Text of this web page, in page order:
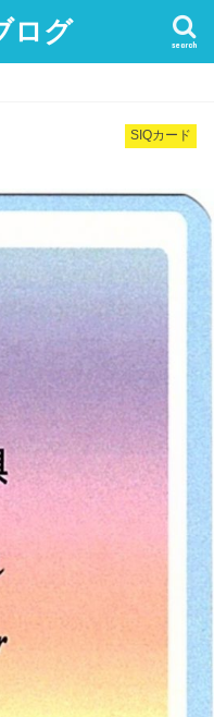
ログ search
SIQカード